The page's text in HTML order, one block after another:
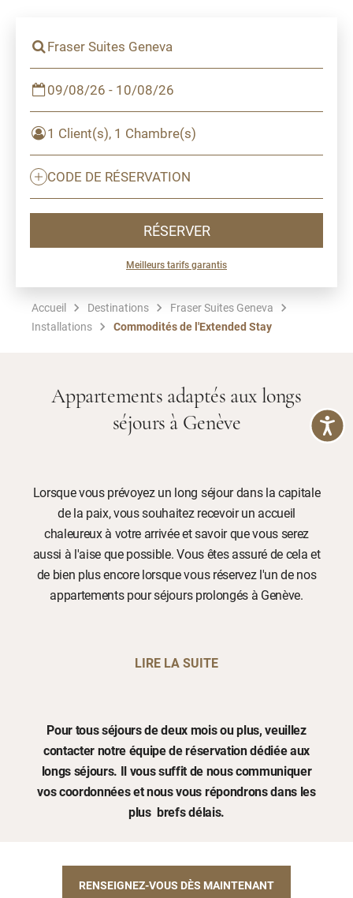
Fraser Suites Geneva
09/08/26 - 10/08/26
1 Client(s), 1 Chambre(s)
CODE DE RÉSERVATION
RÉSERVER
Meilleurs tarifs garantis
Accueil Destinations
Fraser Suites Geneva
Installations
Commodités de l'Extended Stay
Appartements adaptés aux longs
séjours à Genève
Lorsque vous prévoyez un long séjour dans la capitale
de la paix, vous souhaitez recevoir un accueil
chaleureux à votre arrivée et savoir que vous serez
aussi à l'aise que possible. Vous êtes assuré de cela et
de bien plus encore lorsque vous réservez l'un de nos
appartements pour séjours prolongés à Genève.
LIRE LA SUITE
Pour tous séjours de deux mois ou plus, veuillez
contacter notre équipe de réservation dédiée aux
longs séjours. Il vous suffit de nous communiquer
vos coordonnées et nous vous répondrons dans les
plus brefs délais.
RENSEIGNEZ-VOUS DÈS MAINTENANT